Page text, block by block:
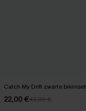
Catch My Drift zwarte bikiniset
22,00 €43,00 €